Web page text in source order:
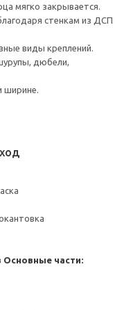
мягко закрывается.
стенкам из ДСП
виды креплений.
дюбели,
ширине.
Основные части: